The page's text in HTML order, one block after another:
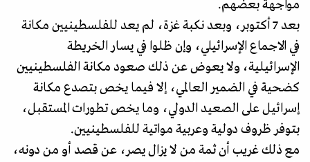
مواجهة بعضهم.
بعد 7 أكتوبر، وبعد نكبة غزة، لم يعد للفلسطينيين مكانة
في الاجماع الإسرائيلي، وإن ظلوا في يسار الخريطة
الإسرائيلية، ولا يعوض عن ذلك صعود مكانة الفلسطينيين
كضحية في الضمير العالمي، إلا فيما يخص بتصدع مكانة
إسرائيل على الصعيد الدولي، وما يخص تطورات المستقبل،
بتوفر ظروف دولية وعربية مواتية للفلسطينيين.
مع ذلك غريب أن ثمة من لا يزال يصر، عن قصد أو من دونه،